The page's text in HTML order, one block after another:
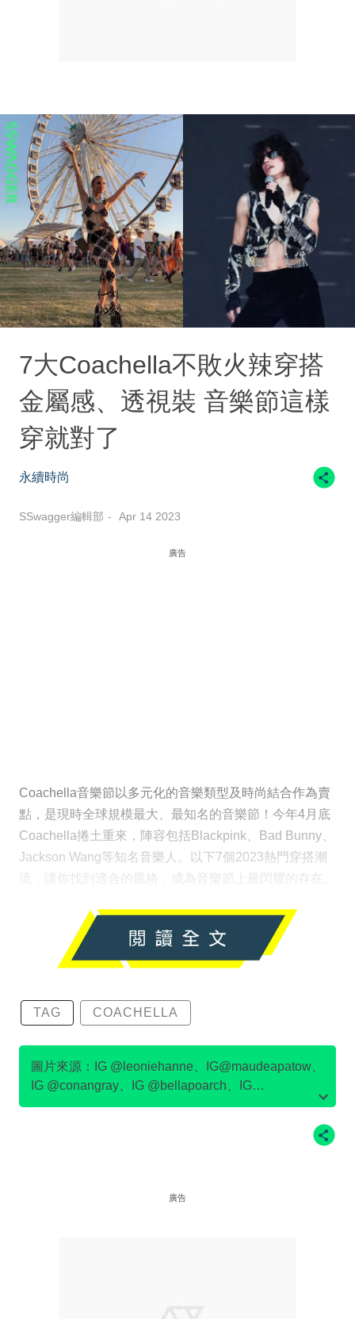
7大Coachella不敗火辣穿搭
金屬感、透視裝 音樂節這樣
穿就對了
永續時尚
SSwagger編輯部 Apr 14 2023
廣告
Coachella音樂節以多元化的音樂類型及時尚結合作為賣
點，是現時全球規模最大、最知名的音樂節！今年4月底
Coachella捲土重來，陣容包括Blackpink、Bad Bunny、
Jackson Wang等知名音樂人。以下7個2023熱門穿搭潮
流，讓你找到適合的風格，成為音樂節上最閃耀的存在。
TAG COACHELLA
圖片來源：IG @leoniehanne、IG@maudeapatow、
IG @conangray、IG @bellapoarch、IG
@meredithsophiaa、IG @tarayummyy、IG
廣告